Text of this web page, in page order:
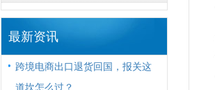
最新资讯
跨境电商出口退货回国，报关这
道坎怎么过？